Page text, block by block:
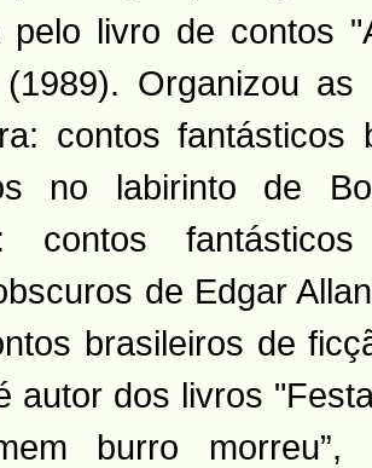
pelo livro de contos
Organizou as
contos fantásticos
no labirinto de
contos
de Edgar
brasileiros de
autor dos livros
burro morreu”,